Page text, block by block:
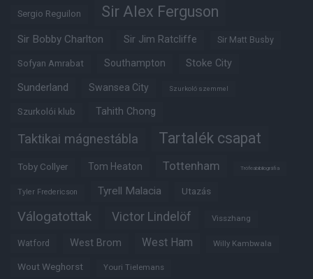
Sergio Reguilon Sir Alex Ferguson
Sir Bobby Charlton Sir Jim Ratcliffe Sir Matt Busby
Sofyan Amrabat Southampton Stoke City
Sunderland Swansea City Szurkoló szemmel
Szurkolói klub Tahith Chong
Taktikai mágnestábla Tartalék csapat
Toby Collyer Tom Heaton Tottenham Trófeabibliográfia
Tyler Fredericson Tyrell Malacia Utazás
Válogatottak Victor Lindelöf Visszhang
Watford West Brom West Ham Willy Kambwala
Wout Weghorst Youri Tielemans